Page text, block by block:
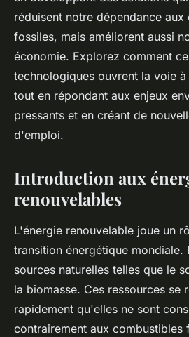
réduisent notre dépendance aux
fossiles, mais améliorent aussi
économie. Explorez comment
technologiques ouvrent la voie
tout en répondant aux enjeux
pressants et en créant de
d'emploi.
Introduction aux
renouvelables
L'énergie renouvelable joue un
transition énergétique mondiale.
sources naturelles telles que le
la biomasse. Ces ressources se
rapidement qu'elles ne sont
contrairement aux combustibles